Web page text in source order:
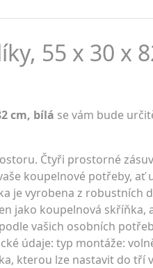
55 x 30 x
cm, bílá se vám bude
Čtyři prostorné
koupelnové potřeby, ať
je vyrobena z robustních
jako koupelnová skříňka,
vašich osobních
údaje: typ montáže:
kterou lze nastavit do tří